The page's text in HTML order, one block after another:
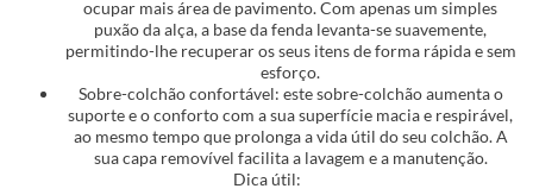
ocupar mais área de pavimento. Com apenas um simples
puxão da alça, a base da fenda levanta-se suavemente,
permitindo-lhe recuperar os seus itens de forma rápida e sem
esforço.
Sobre-colchão confortável: este sobre-colchão aumenta o
suporte e o conforto com a sua superfície macia e respirável,
ao mesmo tempo que prolonga a vida útil do seu colchão. A
sua capa removível facilita a lavagem e a manutenção.
Dica útil: